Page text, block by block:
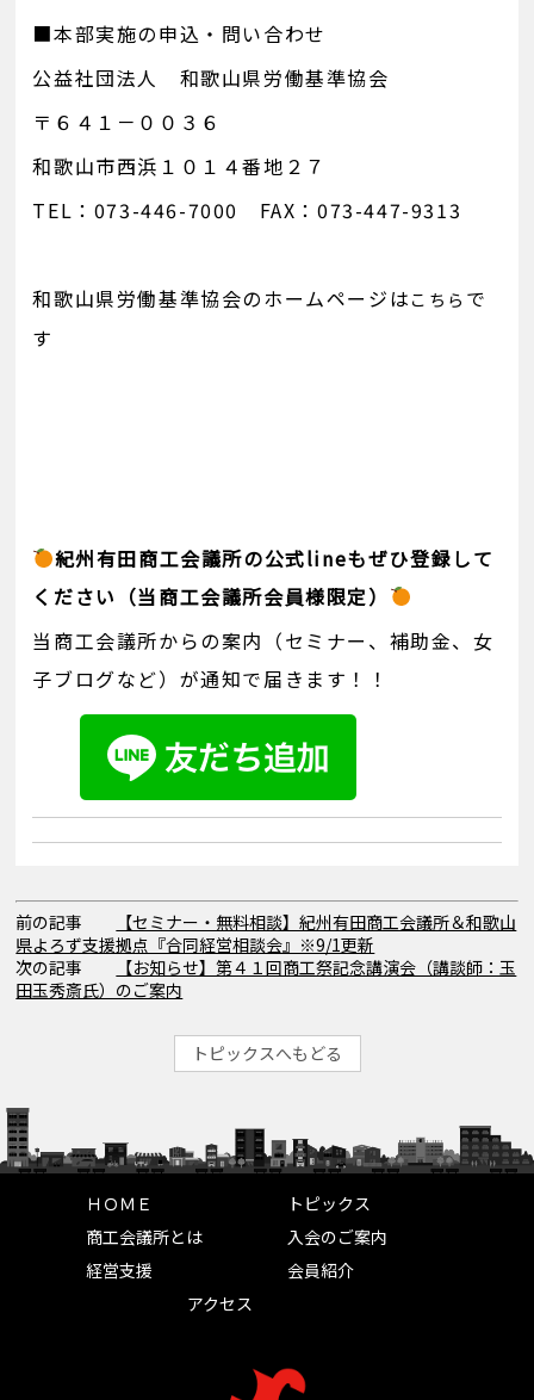
■本部実施の申込・問い合わせ
公益社団法人 和歌山県労働基準協会
〒６４１－００３６
和歌山市西浜１０１４番地２７
TEL：073-446-7000 FAX：073-447-9313
和歌山県労働基準協会のホームページは こちら で
す
紀州有田商工会議所の公式lineもぜひ登録して
ください（当商工会議所会員様限定）
当商工会議所からの案内（セミナー、補助金、女
子ブログなど）が通知で届きます！！
前の記事
【セミナー・無料相談】紀州有田商工会議所＆和歌山
県よろず支援拠点『合同経営相談会』※9/1更新
次の記事
【お知らせ】第４１回商工祭記念講演会（講談師：玉
田玉秀斎氏）のご案内
トピックスへもどる
ＨＯＭＥ
トピックス
商工会議所とは
入会のご案内
経営支援
会員紹介
アクセス